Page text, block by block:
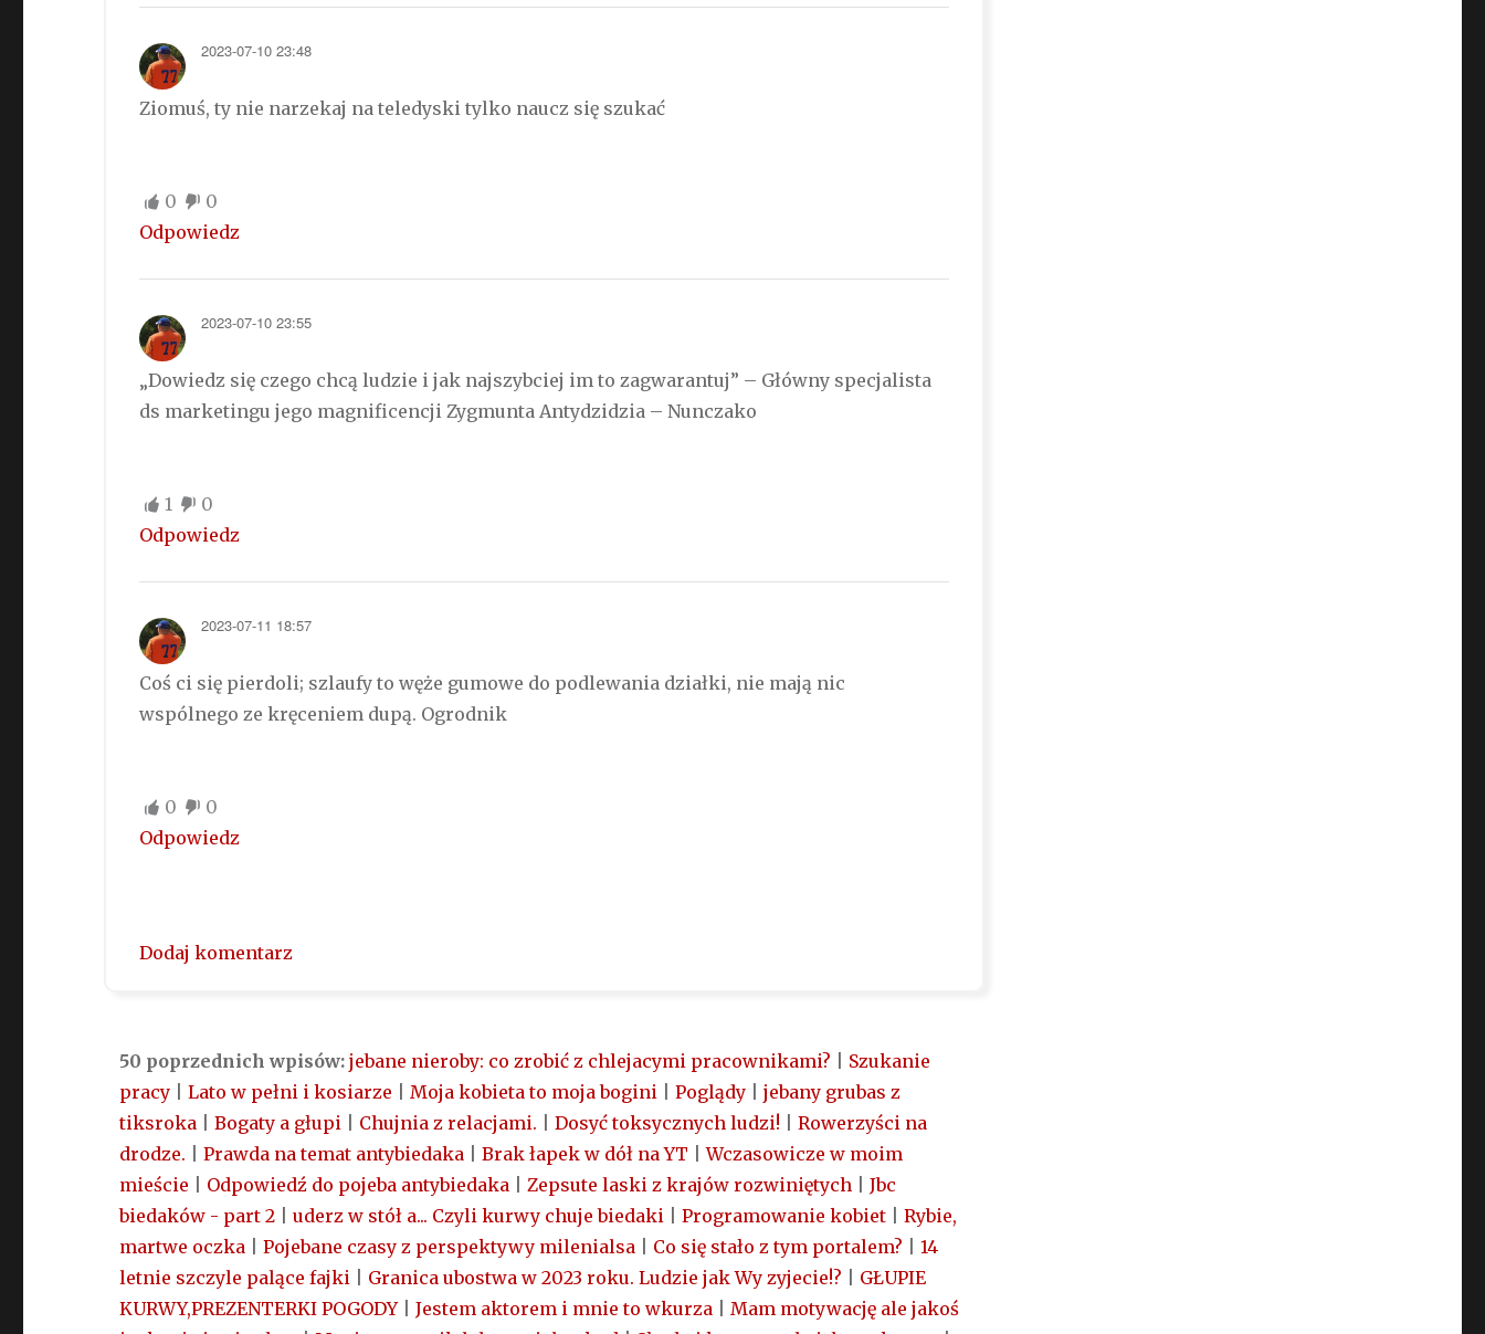
2023-07-10 23:48
Ziomuś, ty nie narzekaj na teledyski tylko naucz się szukać
0
0
Odpowiedz
2023-07-10 23:55
„Dowiedz się czego chcą ludzie i jak najszybciej im to zagwarantuj” – Główny specjalista
ds marketingu jego magnificencji Zygmunta Antydzidzia – Nunczako
1
0
Odpowiedz
2023-07-11 18:57
Coś ci się pierdoli; szlaufy to węże gumowe do podlewania działki, nie mają nic
wspólnego ze kręceniem dupą. Ogrodnik
0
0
Odpowiedz
Dodaj komentarz
50 poprzednich wpisów:jebane nieroby: co zrobić z chlejacymi pracownikami?
Szukanie
pracy |Lato w pełni i kosiarze Moja kobieta to moja bogini |Poglądy |jebany grubas z
tiksroka |Bogaty a głupi Chujnia z relacjami. |Dosyć toksycznych ludzi! |Rowerzyści na
drodze. |Prawda na temat antybiedaka |Brak łapek w dół na YT |Wczasowicze w moim
mieście
Odpowiedź do pojeba antybiedaka |Zepsute laski z krajów rozwiniętych |Jbc
biedaków - part 2 |uderz w stół a... Czyli kurwy chuje biedaki |Programowanie kobiet |Rybie,
martwe oczka |Pojebane czasy z perspektywy milenialsa Co się stało z tym portalem? |14
letnie szczyle palące fajki
Granica ubostwa w 2023 roku. Ludzie jak Wy zyjecie!?
GŁUPIE
KURWY,PREZENTERKI POGODY|Jestem aktorem i mnie to wkurza
Mam motywację ale jakoś